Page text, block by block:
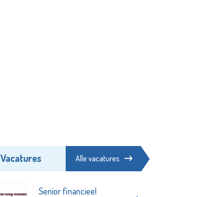
Vacatures Alle vacatures
Senior financieel